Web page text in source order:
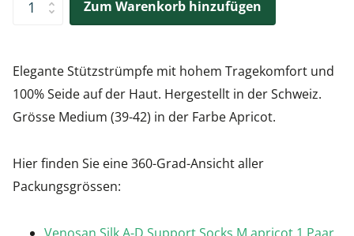
Zum Warenkorb hinzufügen
Elegante Stützstrümpfe mit hohem Tragekomfort und
100% Seide auf der Haut. Hergestellt in der Schweiz.
Grösse Medium (39-42) in der Farbe Apricot.
Hier finden Sie eine 360-Grad-Ansicht aller
Packungsgrössen:
Venosan Silk A-D Support Socks M apricot 1 Paar